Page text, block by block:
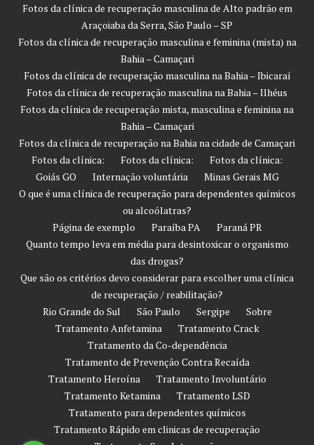
Fotos da clínica de recuperação masculina de Alto padrão em
Araçoiaba da Serra, São Paulo – SP
Fotos da clínica de recuperação masculina e feminina (mista) na
Bahia – Camaçari
Fotos da clínica de recuperação masculina na Bahia – Ibicaraí
Fotos da clínica de recuperação masculina na Bahia – Ilhéus
Fotos da clínica de recuperação mista, masculina e feminina na
Bahia – Camaçari
Fotos da clínica de recuperação na Bahia na cidade de Camaçari
Fotos da clínica:
Fotos da clínica:
Fotos da clínica:
Goiás GO
Internação voluntária
Minas Gerais MG
O que é uma clínica de recuperação para dependentes químicos
ou alcoólatras?
Página de exemplo
Paraíba PA
Paraná PR
Quanto tempo leva em média para desintoxicar o organismo
das drogas?
Que são os critérios devo considerar para escolher uma clínica
de recuperação / reabilitação?
Rio Grande do Sul
São Paulo Sergipe
Sobre
Tratamento Anfetamina
Tratamento Crack
Tratamento da Co-dependência
Tratamento de Prevenção Contra Recaída
Tratamento Heroína
Tratamento Involuntário
Tratamento Ketamina
Tratamento LSD
Tratamento para dependentes químicos
Tratamento Rápido em clinicas de recuperação